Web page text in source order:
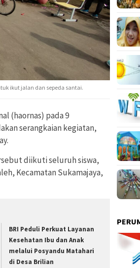
ikut jalan dan sepeda santai.
(haornas) pada 9
serangkaian kegiatan,
diikuti seluruh siswa,
Kecamatan Sukamajaya,
BRI Peduli Perkuat Layanan
Kesehatan Ibu dan Anak
melalui Posyandu Matahari
di Desa Brilian